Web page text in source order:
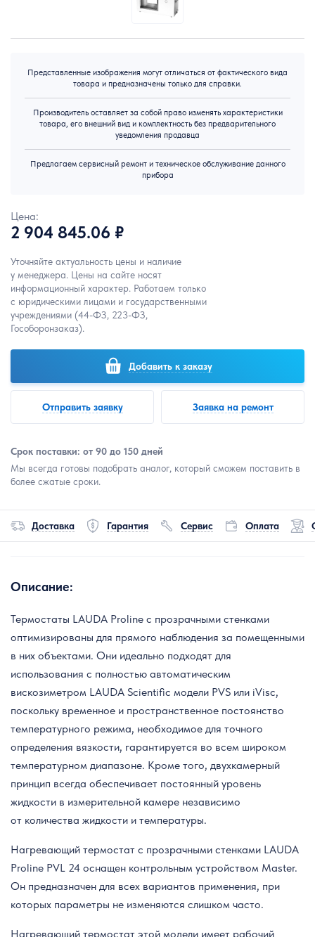
Представленные изображения могут отличаться от фактического вида
товара и предназначены только для справки.
Производитель оставляет за собой право изменять характеристики
товара, его внешний вид и комплектность без предварительного
уведомления продавца
Предлагаем сервисный ремонт и техническое обслуживание данного
прибора
Цена:
2 904 845.06 ₽
Уточняйте актуальность цены и наличие
у менеджера. Цены на сайте носят
информационный характер. Работаем только
с юридическими лицами и государственными
учреждениями (44-ФЗ, 223-ФЗ,
Гособоронзаказ).
Добавить к заказу
Отправить заявку Заявка на ремонт
Срок поставки: от 90 до 150 дней
Мы всегда готовы подобрать аналог, который сможем поставить в
более сжатые сроки.
Доставка Гарантия Сервис Оплата
Описание:
Термостаты LAUDA Proline с прозрачными стенками
оптимизированы для прямого наблюдения за помещенными
в них объектами. Они идеально подходят для
использования с полностью автоматическим
вискозиметром LAUDA Scientific модели PVS или iVisc,
поскольку временное и пространственное постоянство
температурного режима, необходимое для точного
определения вязкости, гарантируется во всем широком
температурном диапазоне. Кроме того, двухкамерный
принцип всегда обеспечивает постоянный уровень
жидкости в измерительной камере независимо
от количества жидкости и температуры.
Нагревающий термостат с прозрачными стенками LAUDA
Proline PVL 24 оснащен контрольным устройством Master.
Он предназначен для всех вариантов применения, при
которых параметры не изменяются слишком часто.
Нагревающий термостат этой модели имеет рабочий